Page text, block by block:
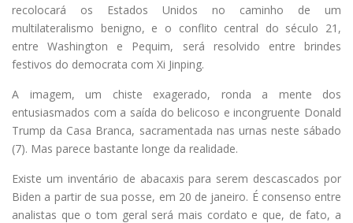
recolocará os Estados Unidos no caminho de um
multilateralismo benigno, e o conflito central do século 21,
entre Washington e Pequim, será resolvido entre brindes
festivos do democrata com Xi Jinping.
A imagem, um chiste exagerado, ronda a mente dos
entusiasmados com a saída do belicoso e incongruente Donald
Trump da Casa Branca, sacramentada nas urnas neste sábado
(7). Mas parece bastante longe da realidade.
Existe um inventário de abacaxis para serem descascados por
Biden a partir de sua posse, em 20 de janeiro. É consenso entre
analistas que o tom geral será mais cordato e que, de fato, a